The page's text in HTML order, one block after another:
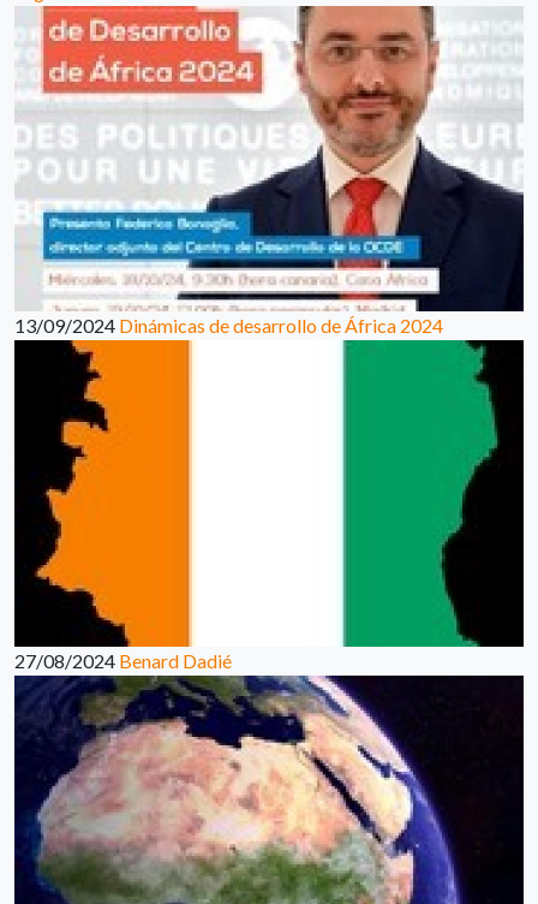
13/09/2024 Dinámicas de desarrollo de África 2024
27/08/2024 Benard Dadié